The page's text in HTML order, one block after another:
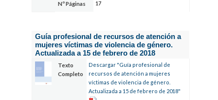
Nº Páginas 17
Guía profesional de recursos de atención a
mujeres víctimas de violencia de género.
Actualizada a 15 de febrero de 2018
Texto
Completo
Descargar "Guía profesional de
recursos de atención a mujeres
víctimas de violencia de género.
Actualizada a 15 de febrero de 2018"